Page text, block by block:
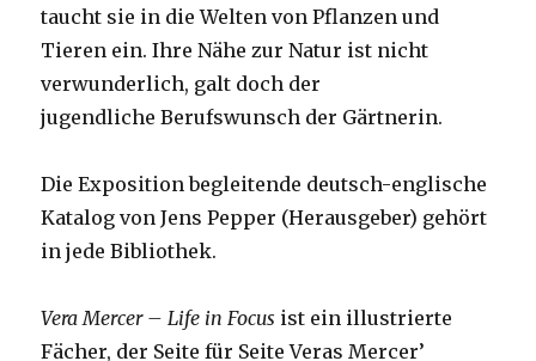
taucht sie in die Welten von Pflanzen und
Tieren ein. Ihre Nähe zur Natur ist nicht
verwunderlich, galt doch der
jugendliche Berufswunsch der Gärtnerin.
Die Exposition begleitende deutsch-englische
Katalog von Jens Pepper (Herausgeber) gehört
in jede Bibliothek.
Vera Mercer – Life in Focus ist ein illustrierte
Fächer, der Seite für Seite Veras Mercer’